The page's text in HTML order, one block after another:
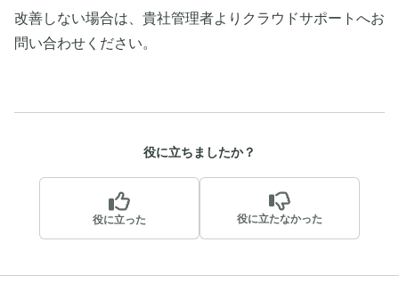
改善しない場合は、貴社管理者よりクラウドサポートへお
問い合わせください。
役に立ちましたか？
役に立った 役に立たなかった